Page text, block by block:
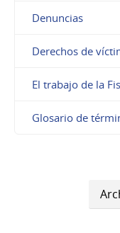
Denuncias
Derechos de
El trabajo de la
Glosario de